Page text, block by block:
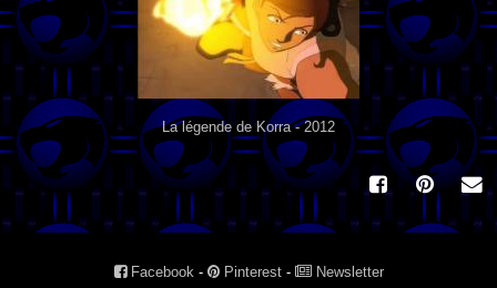
04/07/2026 -
Ajout d'un dessin animé
Ajout du dessin animé Vilain Petit Canard (2000) dans la liste.
04/07/2026 -Ajout d'un dessin animé
Ajout du dessin animé Le Noël du vilain petit canard (2003) dans la liste.
La légende de Korra - 2012
Facebook- Pinterest- Newsletter